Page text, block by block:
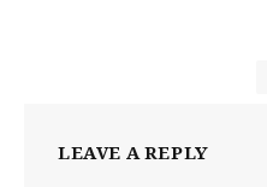
LEAVE A REPLY